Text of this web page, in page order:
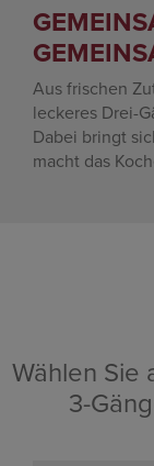
Aus frischen
leckeres Drei-
Dabei bringt
macht das
Wählen Sie
3-